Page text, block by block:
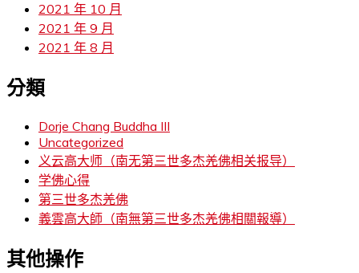
2021 年 10 月
2021 年 9 月
2021 年 8 月
分類
Dorje Chang Buddha III
Uncategorized
义云高大师（南无第三世多杰羌佛相关报导）
学佛心得
第三世多杰羌佛
義雲高大師（南無第三世多杰羌佛相關報導）
其他操作